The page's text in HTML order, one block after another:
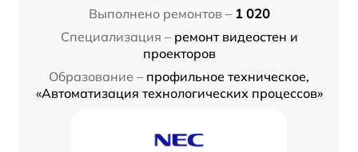
Выполнено ремонтов – 1 020
Специализация – ремонт видеостен и
проекторов
Образование – профильное техническое,
«Автоматизация технологических процессов»